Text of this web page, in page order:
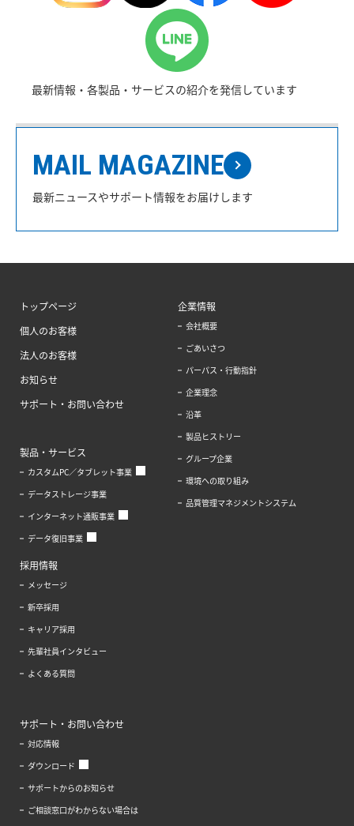
最新情報・各製品・サービスの紹介を発信しています
MAIL MAGAZINE
最新ニュースやサポート情報をお届けします
トップページ
個人のお客様
法人のお客様
お知らせ
サポート・お問い合わせ
製品・サービス
カスタムPC／タブレット事業
データストレージ事業
インターネット通販事業
データ復旧事業
企業情報
会社概要
ごあいさつ
パーパス・行動指針
企業理念
沿革
製品ヒストリー
グループ企業
環境への取り組み
品質管理マネジメントシステム
採用情報
メッセージ
新卒採用
キャリア採用
先輩社員インタビュー
よくある質問
サポート・お問い合わせ
対応情報
ダウンロード
サポートからのお知らせ
ご相談窓口がわからない場合は